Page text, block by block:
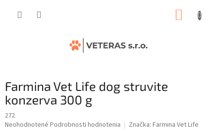
Farmina Vet Life dog struvite
konzerva 300 g
272
Priemerné
Neohodnotené Podrobnosti hodnotenia Značka: Farmina Vet Life